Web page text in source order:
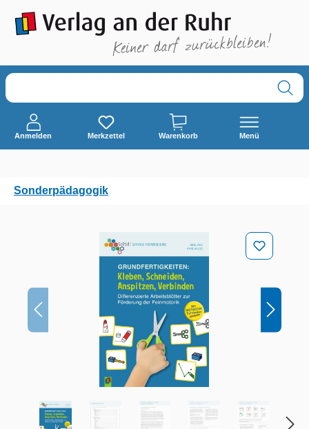
springen
Anmelden Merkzettel Warenkorb Menü
Sonderpädagogik
Bildergalerie überspringen